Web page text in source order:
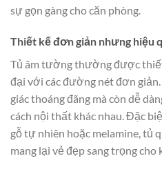
sự gọn gàng cho căn phòng.
Thiết kế đơn giản nhưng hiệu
Tủ âm tường thường được
đại với các đường nét đơn
giác thoáng đãng mà còn dễ
cách nội thất khác nhau. Đặc
gỗ tự nhiên hoặc melamine, tủ
mang lại vẻ đẹp sang trọng cho